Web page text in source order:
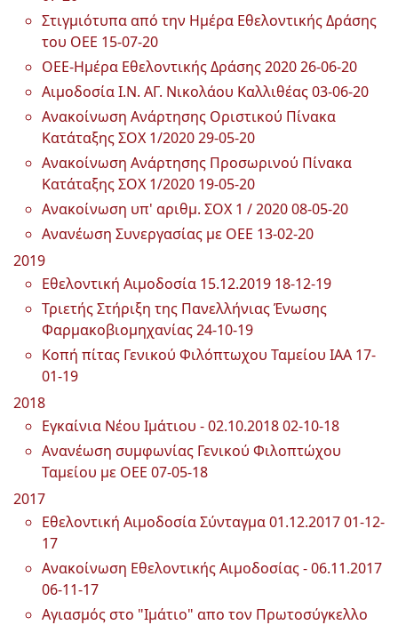
Στιγμιότυπα από την Ημέρα Εθελοντικής Δράσης
του ΟΕΕ 15-07-20
ΟΕΕ-Ημέρα Εθελοντικής Δράσης 202026-06-20
Αιμοδοσία Ι.Ν. ΑΓ. Νικολάου Καλλιθέας03-06-20
Ανακοίνωση Ανάρτησης Οριστικού Πίνακα
Κατάταξης ΣΟΧ 1/202029-05-20
Ανακοίνωση Ανάρτησης Προσωρινού Πίνακα
Κατάταξης ΣΟΧ 1/2020 19-05-20
Ανακοίνωση υπ' αριθμ. ΣΟΧ 1 / 202008-05-20
Ανανέωση Συνεργασίας με ΟΕΕ 13-02-20
2019
Εθελοντική Αιμοδοσία 15.12.2019 18-12-19
Τριετής Στήριξη της Πανελλήνιας Ένωσης
Φαρμακοβιομηχανίας24-10-19
Κοπή πίτας Γενικού Φιλόπτωχου Ταμείου ΙΑΑ 17-
01-19
2018
Εγκαίνια Νέου Ιμάτιου - 02.10.201802-10-18
Ανανέωση συμφωνίας Γενικού Φιλοπτώχου
Ταμείου με ΟΕΕ 07-05-18
2017
Εθελοντική Αιμοδοσία Σύνταγμα 01.12.201701-12-
17
Ανακοίνωση Εθελοντικής Αιμοδοσίας - 06.11.2017
06-11-17
Αγιασμός στο "Ιμάτιο" απο τον Πρωτοσύγκελλο